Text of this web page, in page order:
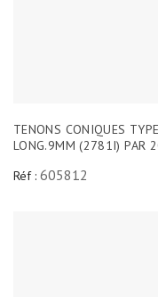
TENONS CONIQUES
LONG.9MM (2781I) PAR
Réf : 605812